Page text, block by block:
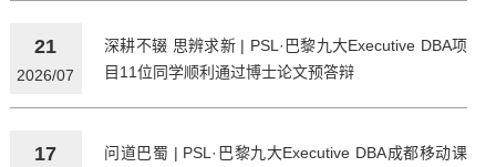
21
2026/07
深耕不辍 思辨求新 | PSL·巴黎九大Executive DBA项
目11位同学顺利通过博士论文预答辩
17
问道巴蜀 | PSL·巴黎九大Executive DBA成都移动课